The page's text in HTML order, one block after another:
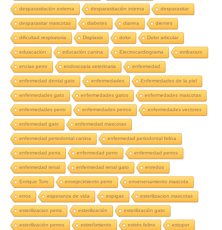
desparasitación externa desparasitación interna desparasitar
desparasitar mascotas diabetes diarrea dientes
dificultad respiratoria Displasia dolor Dolor articular
eduacación educación canina Electrocardiograma embarazo
encias perro endoscopia veterinaria enfermedad
enfermedad dental gato enfermedades Enfermedades de la piel
enfermedades gato enfermedades gatos enfermedades mascotas
enfermedades perro enfermedades perros enfermedades vectores
enfermedad gato enfermedad mascotas
enfermedad periodontal canina enfermedad periodontal felina
enfermedad perra enfermedad perro enfermedad perros
enfermedad renal enfermedad renal gato enredos
Enrique Toro envejecimiento perro envenenamiento mascota
erros esperanza de vida espigas esterilizacion mascotas
esterilizacion perra esterilización esterilización gato
esterilización perros estreñimiento estrés felino estupor